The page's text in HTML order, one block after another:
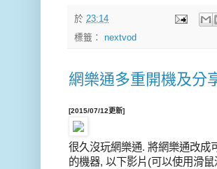
於 23:14
標籤： nextvod
網樂通多重開機及分
[2015/07/12更新]
很久沒玩網樂通. 將網樂通改成
的機器, 以下影片(可以使用滑